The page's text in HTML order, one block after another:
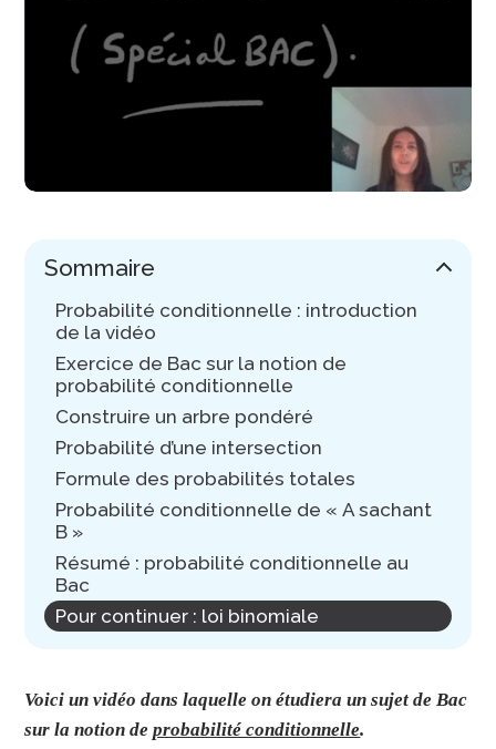
Sommaire
Probabilité conditionnelle : introduction
de la vidéo
Exercice de Bac sur la notion de
probabilité conditionnelle
Construire un arbre pondéré
Probabilité d’une intersection
Formule des probabilités totales
Probabilité conditionnelle de « A sachant
B »
Résumé : probabilité conditionnelle au
Bac
Pour continuer : loi binomiale
Voici un vidéo dans laquelle on étudiera un sujet de Bac
sur la notion deprobabilité conditionnelle.